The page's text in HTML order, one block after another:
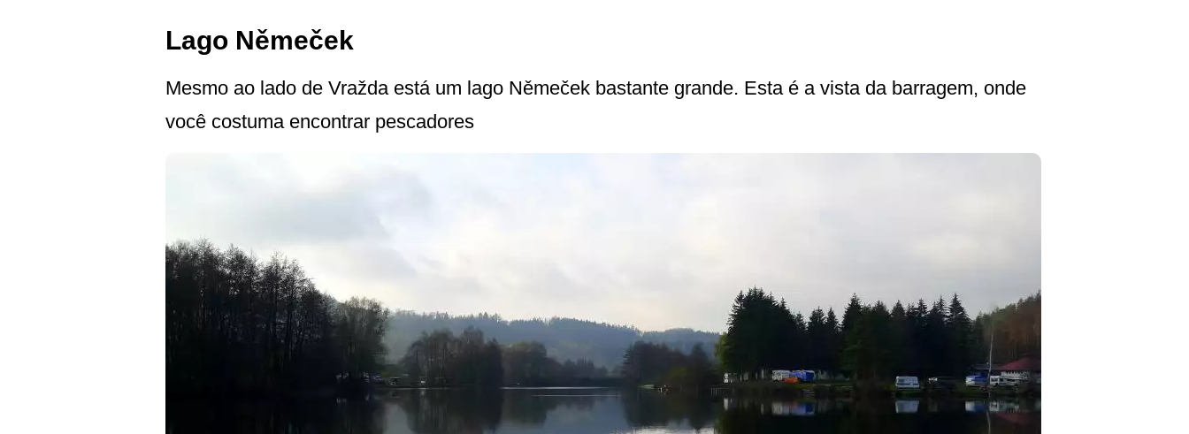
Lago Němeček
Mesmo ao lado de Vražda está um lago Němeček bastante grande. Esta é a vista da barragem, onde
você costuma encontrar pescadores